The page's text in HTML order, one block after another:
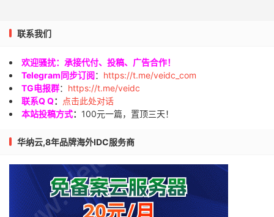
联系我们
欢迎骚扰：承接代付、投稿、广告合作！
Telegram同步订阅： https://t.me/veidc_com
TG电报群： https://t.me/veidc
联系Q Q：
点击此处对话
本站投稿方式： 100元一篇，置顶三天！
华纳云,8年品牌海外IDC服务商